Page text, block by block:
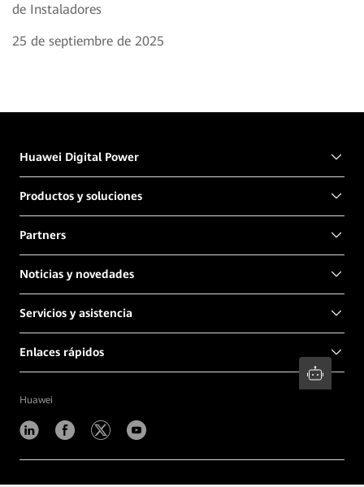
de Instaladores
25 de septiembre de 2025
Huawei Digital Power
Productos y soluciones
Partners
Noticias y novedades
Servicios y asistencia
Enlaces rápidos
Huawei